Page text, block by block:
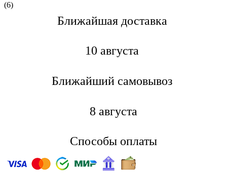
(6)
Ближайшая доставкa
10 августа
Ближайший самовывоз
8 августа
Способы оплаты